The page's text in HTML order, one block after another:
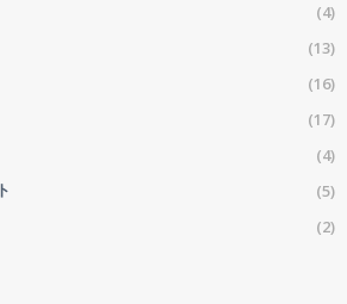
(4)
(13)
(16)
(17)
(4)
(5)
(2)